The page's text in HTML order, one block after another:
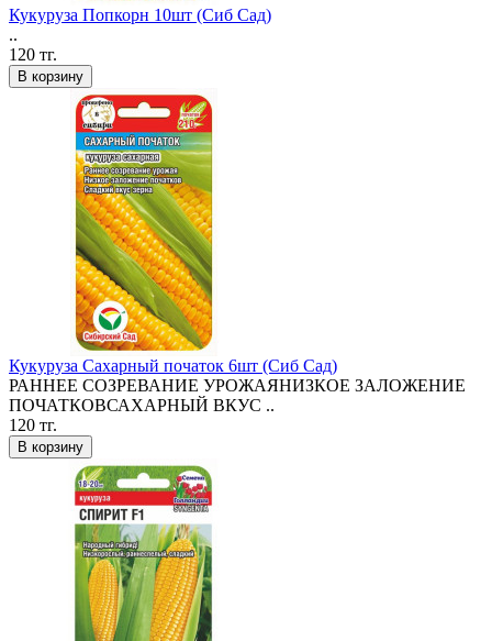
Кукуруза Попкорн 10шт (Сиб Сад)
..
120 тг.
В корзину
Кукуруза Сахарный початок 6шт (Сиб Сад)
РАННЕЕ СОЗРЕВАНИЕ УРОЖАЯНИЗКОЕ ЗАЛОЖЕНИЕ
ПОЧАТКОВСАХАРНЫЙ ВКУС ..
120 тг.
В корзину